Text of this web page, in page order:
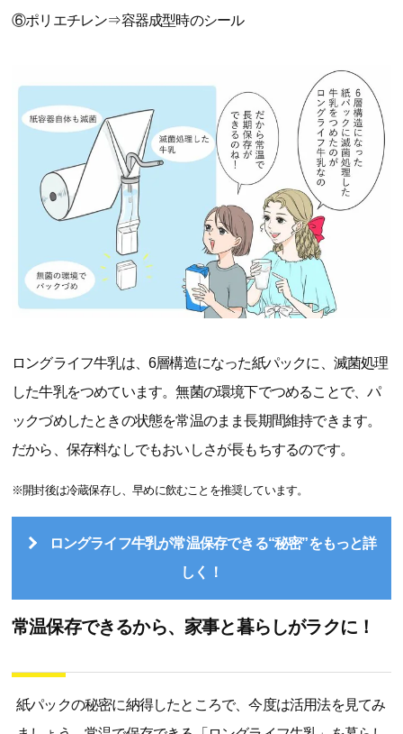
⑥ポリエチレン⇒容器成型時のシール
ロングライフ牛乳は、6層構造になった紙パックに、滅菌処理
した牛乳をつめています。無菌の環境下でつめることで、パ
ックづめしたときの状態を常温のまま長期間維持できます。
だから、保存料なしでもおいしさが長もちするのです。
※開封後は冷蔵保存し、早めに飲むことを推奨しています。
ロングライフ牛乳が常温保存できる“秘密”をもっと詳
しく！
常温保存できるから、家事と暮らしがラクに！
紙パックの秘密に納得したところで、今度は活用法を見てみ